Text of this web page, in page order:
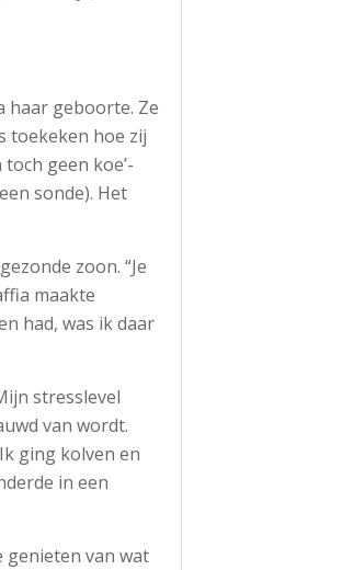
haar geboorte. Ze
toekeken hoe zij
geen koe’-
sonde). Het
zoon. “Je
maakte
had, was ik daar
stresslevel
van wordt.
ging kolven en
in een
genieten van wat